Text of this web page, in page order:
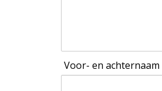
Voor- en achternaam